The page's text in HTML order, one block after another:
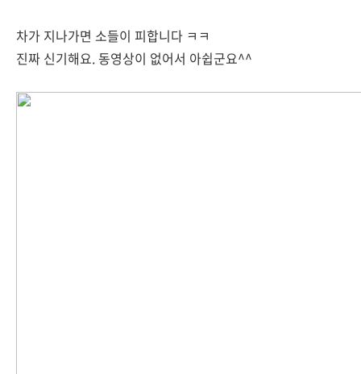
차가 지나가면 소들이 피합니다 ㅋㅋ
진짜 신기해요. 동영상이 없어서 아쉽군요^^